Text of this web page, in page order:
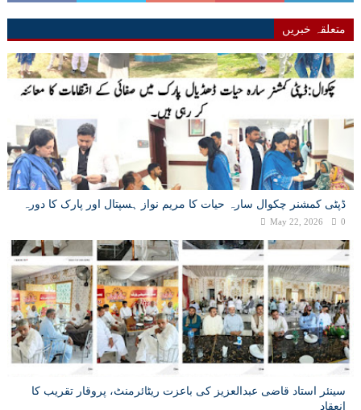
متعلقہ خبریں
ڈپٹی کمشنر چکوال سارہ حیات کا مریم نواز ہسپتال اور پارک کا دورہ
May 22, 2026 0
سینئر استاد قاضی عبدالعزیز کی باعزت ریٹائرمنٹ، پروقار تقریب کا
انعقاد